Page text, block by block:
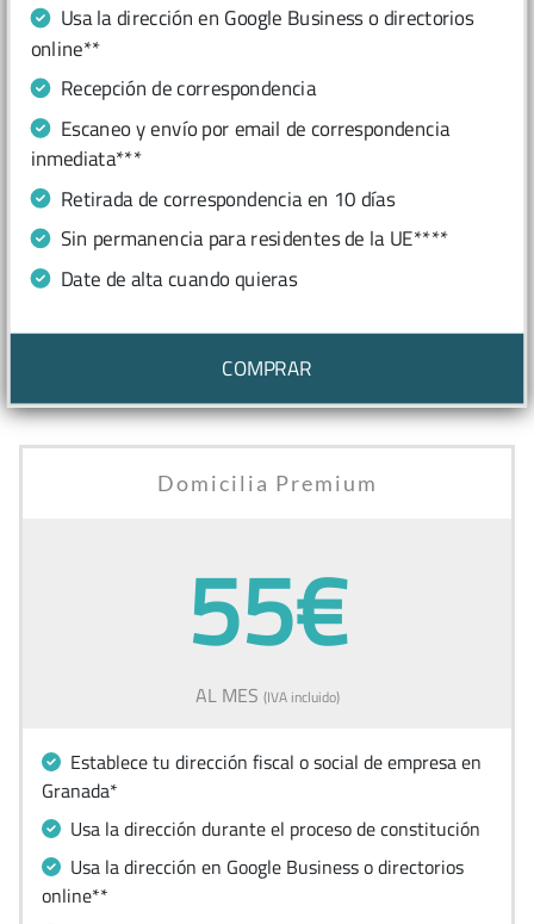
Usa la dirección en Google Business o directorios
online**
Recepción de correspondencia
Escaneo y envío por email de correspondencia
inmediata***
Retirada de correspondencia en 10 días
Sin permanencia para residentes de la UE****
Date de alta cuando quieras
COMPRAR
Domicilia Premium
55€
AL MES (IVA incluido)
Establece tu dirección fiscal o social de empresa en
Granada*
Usa la dirección durante el proceso de constitución
Usa la dirección en Google Business o directorios
online**